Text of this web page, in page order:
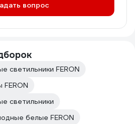
вопрос
светильники FERON
светильники
белые FERON